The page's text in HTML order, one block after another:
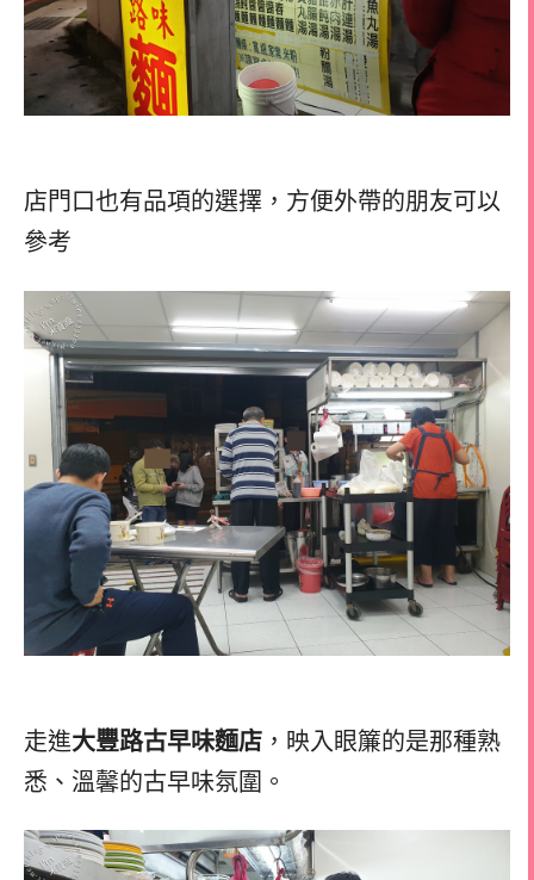
店門口也有品項的選擇， 方便外帶的朋友可以
參考
走進大豐路古早味麵店 ，映入眼簾的是那種熟
悉、溫馨的古早味氛圍。